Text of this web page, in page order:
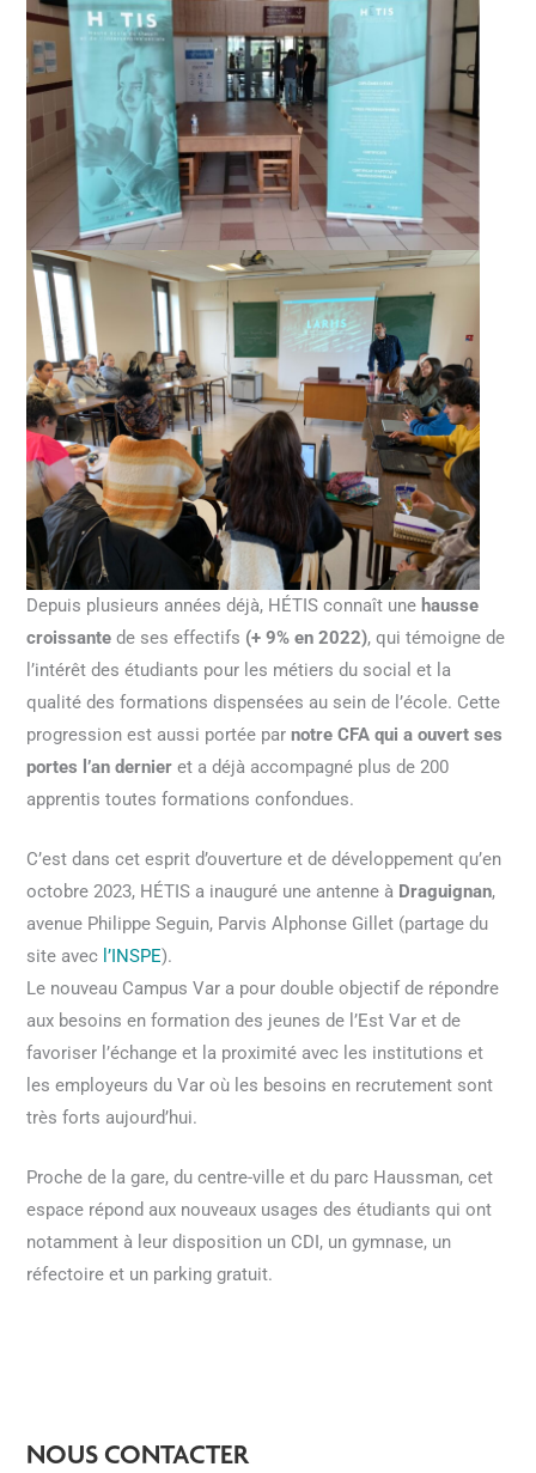
Depuis plusieurs années déjà, HÉTIS connaît une hausse
croissante de ses effectifs (+ 9% en 2022), qui témoigne de
l’intérêt des étudiants pour les métiers du social et la
qualité des formations dispensées au sein de l’école. Cette
progression est aussi portée parnotre CFA qui a ouvert ses
portes l’an dernier et a déjà accompagné plus de 200
apprentis toutes formations confondues.
C’est dans cet esprit d’ouverture et de développement qu’en
octobre 2023, HÉTIS a inauguré une antenne à Draguignan,
avenue Philippe Seguin, Parvis Alphonse Gillet (partage du
site avec l’INSPE).
Le nouveau Campus Var a pour double objectif de répondre
aux besoins en formation des jeunes de l’Est Var et de
favoriser l’échange et la proximité avec les institutions et
les employeurs du Var où les besoins en recrutement sont
très forts aujourd’hui.
Proche de la gare, du centre-ville et du parc Haussman, cet
espace répond aux nouveaux usages des étudiants qui ont
notamment à leur disposition un CDI, un gymnase, un
réfectoire et un parking gratuit.
NOUS CONTACTER